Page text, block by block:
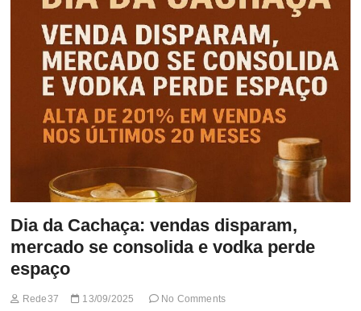
t
n
Dia da Cachaça: vendas disparam,
mercado se consolida e vodka perde
espaço
Rede37 13/09/2025 No Comments